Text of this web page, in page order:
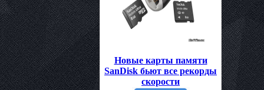
Новые карты памяти
SanDisk бьют все рекорды
скорости